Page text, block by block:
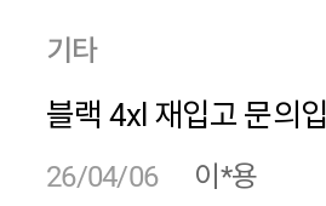
기타
블랙 4xl 재입고 문의
26/04/06 이*용